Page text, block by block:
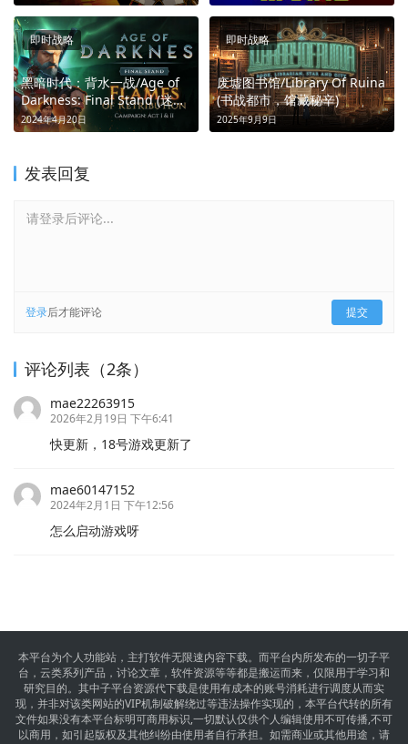
黑暗时代：背水一战/Age of
Darkness: Final Stand (迷雾
求生，塔防死战)
2024年4月20日
即时战略
废墟图书馆/Library Of Ruina
(书战都市，馆藏秘辛)
2025年9月9日
即时战略
发表回复
请登录后评论...
登录后才能评论 提交
评论列表（2条）
mae22263915
2026年2月19日 下午6:41
快更新，18号游戏更新了
mae60147152
2024年2月1日 下午12:56
怎么启动游戏呀
本平台为个人功能站，主打软件无限速内容下载。而平台内所发布的一切子平
台，云类系列产品，讨论文章，软件资源等等都是搬运而来，仅限用于学习和
研究目的。其中子平台资源代下载是使用有成本的账号消耗进行调度从而实
现，并非对该类网站的VIP机制破解绕过等违法操作实现的，本平台代转的所有
文件如果没有本平台标明可商用标识,一切默认仅供个人编辑使用不可传播,不可
以商用，如引起版权及其他纠纷由使用者自行承担。如需商业或其他用途，请